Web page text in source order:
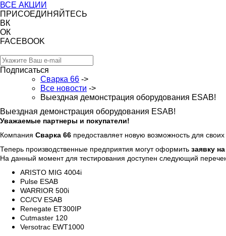
ВСЕ АКЦИИ
ПРИСОЕДИНЯЙТЕСЬ
ВК
ОК
FACEBOOK
Подписаться
Сварка 66 ->
Все новости ->
Выездная демонстрация оборудования ESAB!
Выездная демонстрация оборудования ESAB!
Уважаемые партнеры и покупатели!
Компания Сварка 66 предоставляет новую возможность для
Теперь производственные предприятия могут оформить заявку
На данный момент для тестирования доступен следующий
ARISTO MIG 4004i
Pulse ESAB
WARRIOR 500i
CC/CV ESAB
Renegate ET300IP
Cutmaster 120
Versotrac EWT1000